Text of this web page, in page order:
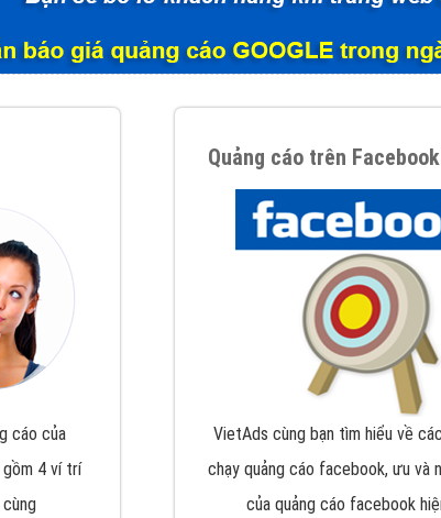
cáo của
4 ví trí
Quảng cáo trên Facebook
VietAds cùng bạn tìm hiểu về
chạy quảng cáo facebook, ưu và
của quảng cáo facebook